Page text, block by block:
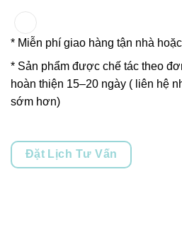
* Miễn phí giao hàng tận nhà
* Sản phẩm được chế tác theo
hoàn thiện 15–20 ngày ( liên hệ
sớm hơn)
Đặt Lịch Tư Vấn